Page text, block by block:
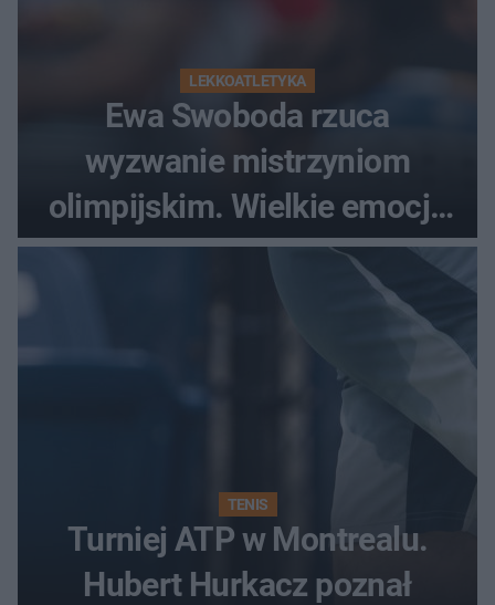
LEKKOATLETYKA
Ewa Swoboda rzuca
wyzwanie mistrzyniom
olimpijskim. Wielkie emocje
podczas Silesia Memoriału
Kamili Skolimowskiej
TENIS
Turniej ATP w Montrealu.
Hubert Hurkacz poznał